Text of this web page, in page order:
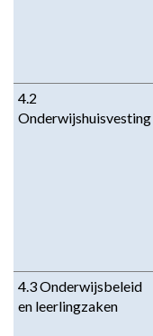
4.2
Onderwijshuisvesting
4.3 Onderwijsbeleid
en leerlingzaken